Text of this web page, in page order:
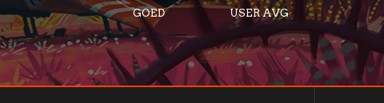
GOED USER AVG